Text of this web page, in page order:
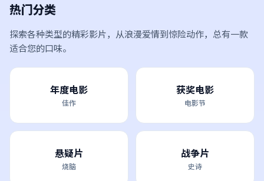
热门分类
探索各种类型的精彩影片，从浪漫爱情到惊险动作，总有一款
适合您的口味。
年度电影
佳作
获奖电影
电影节
悬疑片
烧脑
战争片
史诗